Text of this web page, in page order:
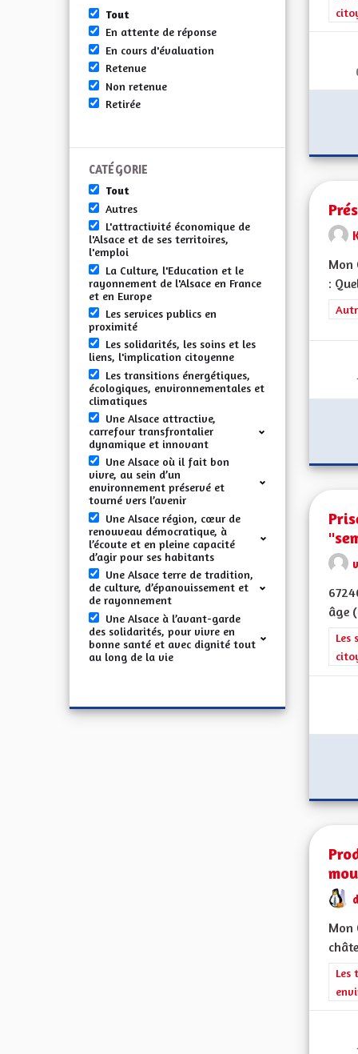
Tout
En attente de réponse
En cours d'évaluation
Retenue
Non retenue
Retirée
CATÉGORIE
Tout
Autres
L'attractivité économique de
l'Alsace et de ses territoires,
l'emploi
La Culture, l'Education et le
rayonnement de l'Alsace en France
et en Europe
Les services publics en
proximité
Les solidarités, les soins et les
liens, l'implication citoyenne
Les transitions énergétiques,
écologiques, environnementales et
climatiques
Une Alsace attractive,
carrefour transfrontalier
dynamique et innovant
Une Alsace où il fait bon
vivre, au sein d’un
environnement préservé et
tourné vers l’avenir
Une Alsace région, cœur de
renouveau démocratique, à
l’écoute et en pleine capacité
d’agir pour ses habitants
Une Alsace terre de tradition,
de culture, d’épanouissement et
de rayonnement
Une Alsace à l’avant-garde
des solidarités, pour vivre en
bonne santé et avec dignité tout
au long de la vie
Mon
:
âge
Les
Mon
Les